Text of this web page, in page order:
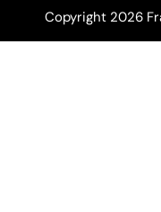
Copyright 2026